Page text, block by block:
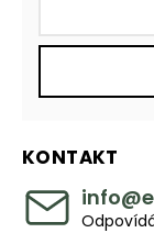
KONTAKT
info@